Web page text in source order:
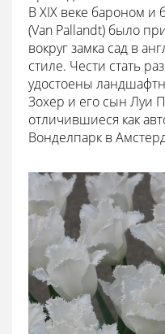
В XIX веке бароном и
(Van Pallandt) было
вокруг замка сад в
стиле. Чести стать
удостоены
Зохер и его сын Луи
отличившиеся как
Вонделпарк в